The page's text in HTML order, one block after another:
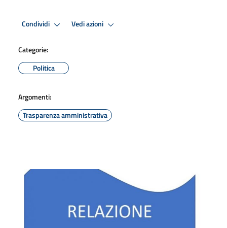
Condividi Vedi azioni
Categorie:
Politica
Argomenti:
Trasparenza amministrativa